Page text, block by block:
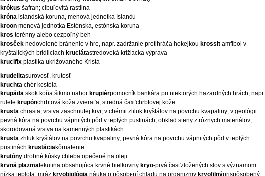
krókus šafran; cibuľovitá rastlina
króna islandská koruna, menová jednotka Islandu
kroon menová jednotka Estónska, estónska koruna
kros terénny alebo cezpoľný beh
krosček nedovolené bránenie v hre, napr. zadržanie protihráča hokejkou krossit amfibol v
kryštalických bridliciach kruciátastredoveká križiacka výprava
krucifix plastika ukrižovaného Krista
krudelitasurovosť, krutosť
kruchta chór kostola
krupáda skok koňa šikmo nahor krupiérpomocník bankára pri niektorých hazardných hrách, napr.
rulete krupónchrbtová koža zvieraťa; stredná časťchrbtovej kože
krusta chrasta, vrstva zaschnutej krvi; v chémii zhluk kryštálov na povrchu kvapaliny; v geológii
pevná kôra na povrchu vápnitých pôd v teplých pustinách; obklad steny z rôznych materiálov;
skorodovaná vrstva na kamenných plastikách
krusta zhluk kryštálov na povrchu kvapaliny; pevná kôra na povrchu vápnitých pôd v teplých
pustinách krustáciakôrnatenie
krutóny drobné kúsky chleba opečené na oleji
krvná plazmatekutina obsahujúca krvné bielkoviny kryo-prvá časťzložených slov s významom
nízka teplota, mráz kryobiológia náuka o pôsobení chladu na organizmy kryofilnýprispôsobený